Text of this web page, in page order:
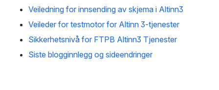
Veiledning for innsending av skjema i Altinn3
Veileder for testmotor for Altinn 3-tjenester
Sikkerhetsnivå for FTPB Altinn3 Tjenester
Siste blogginnlegg og sideendringer